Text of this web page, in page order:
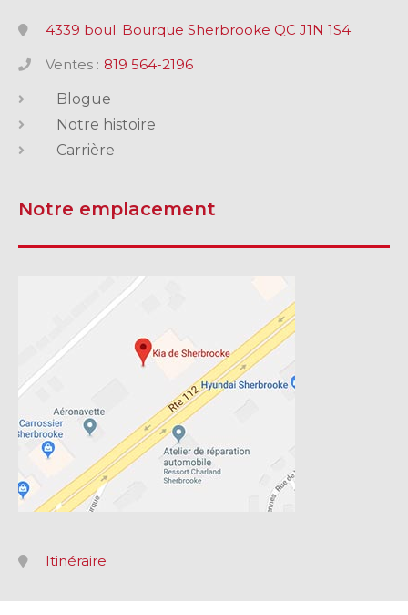
4339 boul. Bourque Sherbrooke QC J1N 1S4
Ventes : 819 564-2196
Blogue
Notre histoire
Carrière
Notre emplacement
Itinéraire